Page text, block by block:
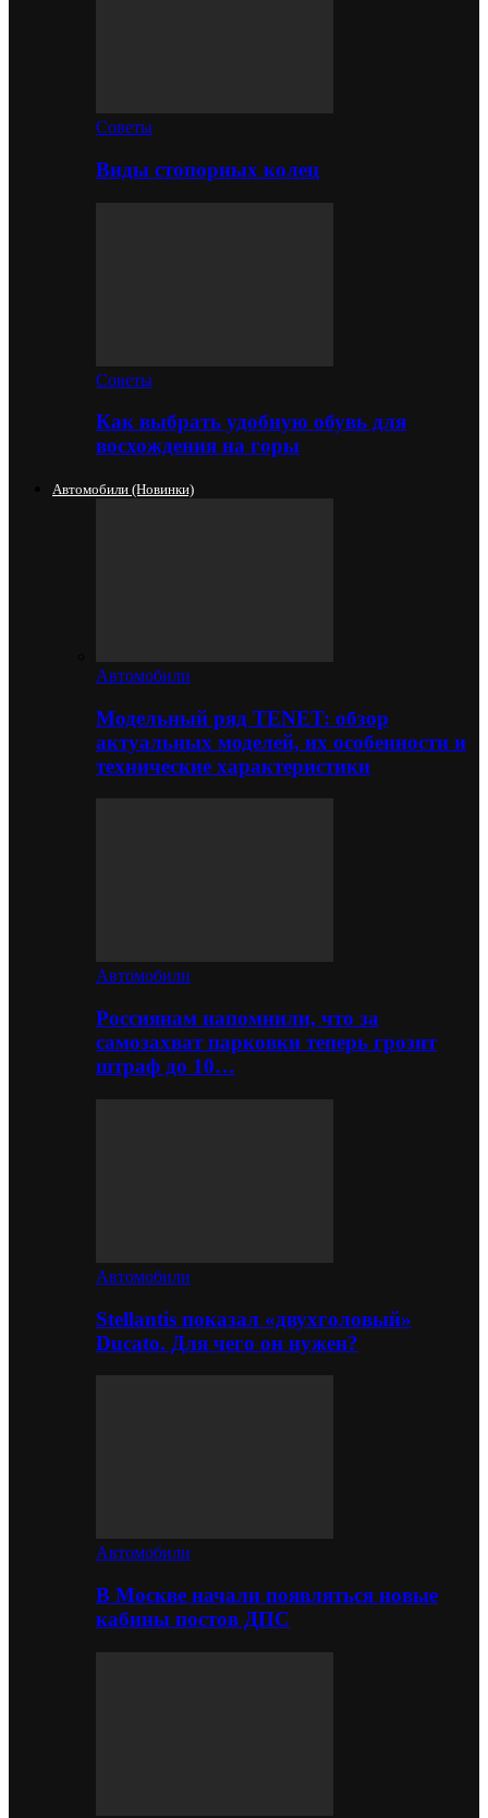
Советы
Виды стопорных колец
Советы
Как выбрать удобную обувь для
восхождения на горы
Автомобили (новинки)
Автомобили
Модельный ряд TENET: обзор
актуальных моделей, их особенности и
технические характеристики
Автомобили
Россиянам напомнили, что за
самозахват парковки теперь грозит
штраф до 10…
Автомобили
Stellantis показал «двухголовый»
Ducato. Для чего он нужен?
Автомобили
В Москве начали появляться новые
кабины постов ДПС